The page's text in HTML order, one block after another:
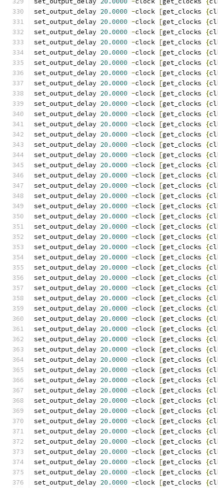
set_output_delay 20.0000 -clock [get_clocks {
set_output_delay 20.0000 -clock [get_clocks {
set_output_delay 20.0000 -clock [get_clocks {
set_output_delay 20.0000 -clock [get_clocks {
set_output_delay 20.0000 -clock [get_clocks {
set_output_delay 20.0000 -clock [get_clocks {
set_output_delay 20.0000 -clock [get_clocks {
set_output_delay 20.0000 -clock [get_clocks {
set_output_delay 20.0000 -clock [get_clocks {
set_output_delay 20.0000 -clock [get_clocks {
set_output_delay 20.0000 -clock [get_clocks {
set_output_delay 20.0000 -clock [get_clocks {
set_output_delay 20.0000 -clock [get_clocks {
set_output_delay 20.0000 -clock [get_clocks {
set_output_delay 20.0000 -clock [get_clocks {
set_output_delay 20.0000 -clock [get_clocks {
set_output_delay 20.0000 -clock [get_clocks {
set_output_delay 20.0000 -clock [get_clocks {
set_output_delay 20.0000 -clock [get_clocks {
set_output_delay 20.0000 -clock [get_clocks {
set_output_delay 20.0000 -clock [get_clocks {
set_output_delay 20.0000 -clock [get_clocks {
set_output_delay 20.0000 -clock [get_clocks {
set_output_delay 20.0000 -clock [get_clocks {
set_output_delay 20.0000 -clock [get_clocks {
set_output_delay 20.0000 -clock [get_clocks {
set_output_delay 20.0000 -clock [get_clocks {
set_output_delay 20.0000 -clock [get_clocks {
set_output_delay 20.0000 -clock [get_clocks {
set_output_delay 20.0000 -clock [get_clocks {
set_output_delay 20.0000 -clock [get_clocks {
set_output_delay 20.0000 -clock [get_clocks {
set_output_delay 20.0000 -clock [get_clocks {
set_output_delay 20.0000 -clock [get_clocks {
set_output_delay 20.0000 -clock [get_clocks {
set_output_delay 20.0000 -clock [get_clocks {
set_output_delay 20.0000 -clock [get_clocks {
set_output_delay 20.0000 -clock [get_clocks {
set_output_delay 20.0000 -clock [get_clocks {
set_output_delay 20.0000 -clock [get_clocks {
set_output_delay 20.0000 -clock [get_clocks {
set_output_delay 20.0000 -clock [get_clocks {
set_output_delay 20.0000 -clock [get_clocks {
set_output_delay 20.0000 -clock [get_clocks {
set_output_delay 20.0000 -clock [get_clocks {
set_output_delay 20.0000 -clock [get_clocks {
set_output_delay 20.0000 -clock [get_clocks {